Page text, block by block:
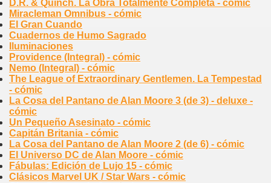
D.R. & Quinch. La Obra Totalmente Completa - cómic
Miracleman Omnibus - cómic
El Gran Cuando
Cuadernos de Humo Sagrado
Iluminaciones
Providence (Integral) - cómic
Nemo (Integral) - cómic
The League of Extraordinary Gentlemen. La Tempestad
- cómic
La Cosa del Pantano de Alan Moore 3 (de 3) - deluxe -
cómic
Un Pequeño Asesinato - cómic
Capitán Britania - cómic
La Cosa del Pantano de Alan Moore 2 (de 6) - cómic
El Universo DC de Alan Moore - cómic
Fábulas: Edición de Lujo 15 - cómic
Clásicos Marvel UK / Star Wars - cómic